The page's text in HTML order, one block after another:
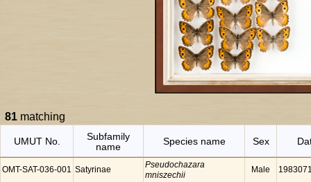
81 matching
UMUT No.
Subfamily
name
Species name Sex
OMT-SAT-036-001 Satyrinae
Pseudochazara
mniszechii
Male